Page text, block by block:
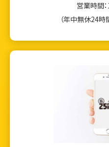
営業時間
（年中無休24時